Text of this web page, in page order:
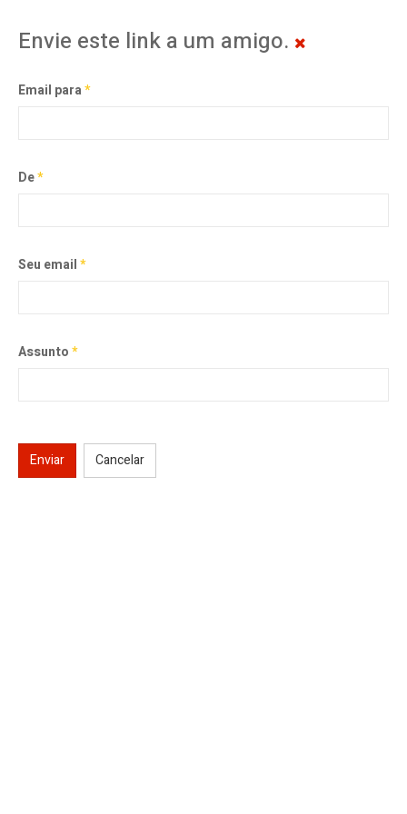
Envie este link a um amigo.
Email para*
De*
Seu email*
Assunto*
Enviar Cancelar